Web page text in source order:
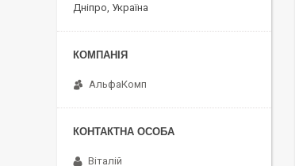
Дніпро, Україна
АльфаКомп
Віталій